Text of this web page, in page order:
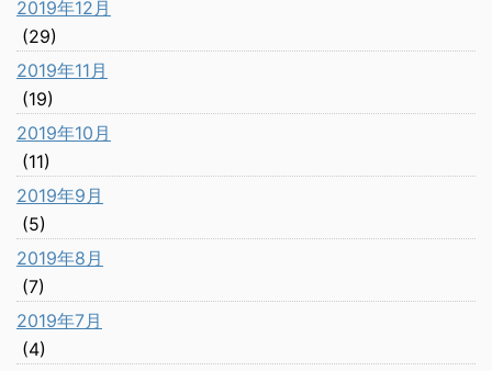
2019年12月
(29)
2019年11月
(19)
2019年10月
(11)
2019年9月
(5)
2019年8月
(7)
2019年7月
(4)